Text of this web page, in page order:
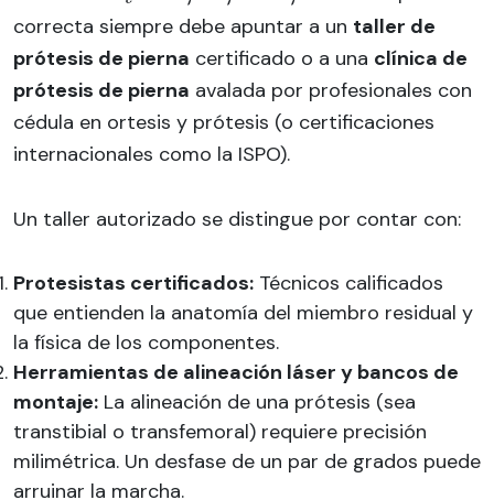
correcta siempre debe apuntar a un taller de
prótesis de pierna certificado o a una clínica de
prótesis de pierna avalada por profesionales con
cédula en ortesis y prótesis (o certificaciones
internacionales como la ISPO).
Un taller autorizado se distingue por contar con:
Protesistas certificados: Técnicos calificados
que entienden la anatomía del miembro residual y
la física de los componentes.
Herramientas de alineación láser y bancos de
montaje: La alineación de una prótesis (sea
transtibial o transfemoral) requiere precisión
milimétrica. Un desfase de un par de grados puede
arruinar la marcha.